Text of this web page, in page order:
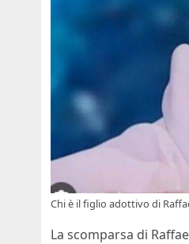
Chi è il figlio adottivo di
La scomparsa di